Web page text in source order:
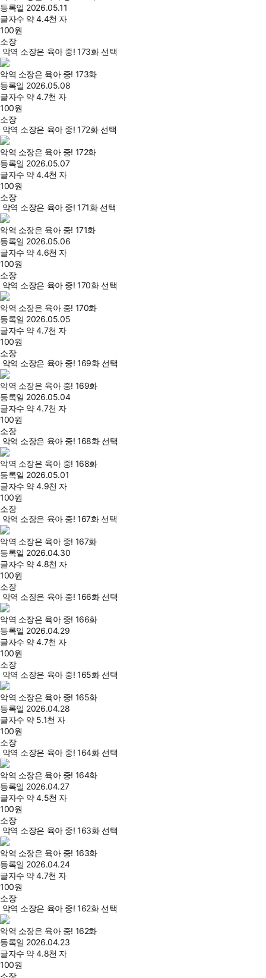
등록일 2026.05.11
글자수 약 4.4천 자
100원
소장
악역 소장은 육아 중! 173화 선택
악역 소장은 육아 중! 173화
등록일 2026.05.08
글자수 약 4.7천 자
100원
소장
악역 소장은 육아 중! 172화 선택
악역 소장은 육아 중! 172화
등록일 2026.05.07
글자수 약 4.4천 자
100원
소장
악역 소장은 육아 중! 171화 선택
악역 소장은 육아 중! 171화
등록일 2026.05.06
글자수 약 4.6천 자
100원
소장
악역 소장은 육아 중! 170화 선택
악역 소장은 육아 중! 170화
등록일 2026.05.05
글자수 약 4.7천 자
100원
소장
악역 소장은 육아 중! 169화 선택
악역 소장은 육아 중! 169화
등록일 2026.05.04
글자수 약 4.7천 자
100원
소장
악역 소장은 육아 중! 168화 선택
악역 소장은 육아 중! 168화
등록일 2026.05.01
글자수 약 4.9천 자
100원
소장
악역 소장은 육아 중! 167화 선택
악역 소장은 육아 중! 167화
등록일 2026.04.30
글자수 약 4.8천 자
100원
소장
악역 소장은 육아 중! 166화 선택
악역 소장은 육아 중! 166화
등록일 2026.04.29
글자수 약 4.7천 자
100원
소장
악역 소장은 육아 중! 165화 선택
악역 소장은 육아 중! 165화
등록일 2026.04.28
글자수 약 5.1천 자
100원
소장
악역 소장은 육아 중! 164화 선택
악역 소장은 육아 중! 164화
등록일 2026.04.27
글자수 약 4.5천 자
100원
소장
악역 소장은 육아 중! 163화 선택
악역 소장은 육아 중! 163화
등록일 2026.04.24
글자수 약 4.7천 자
100원
소장
악역 소장은 육아 중! 162화 선택
악역 소장은 육아 중! 162화
등록일 2026.04.23
글자수 약 4.8천 자
100원
소장